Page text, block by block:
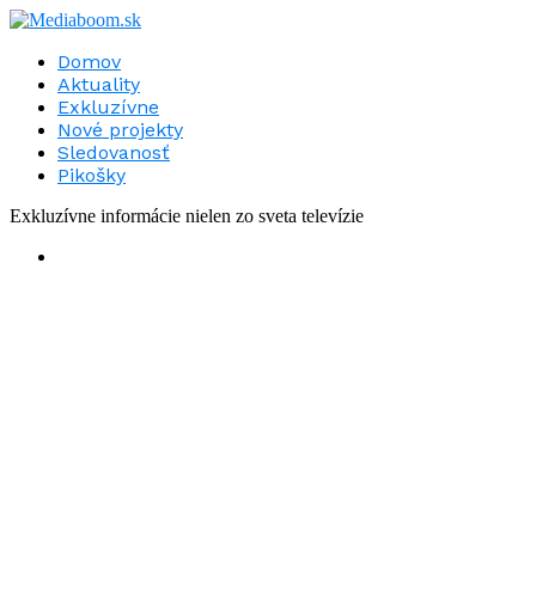
Domov
Aktuality
Exkluzívne
Nové projekty
Sledovanosť
Pikošky
Exkluzívne informácie nielen zo sveta televízie